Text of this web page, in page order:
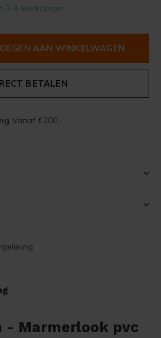
3-4 werkdagen
AAN WINKELWAGEN
BETALEN
Vanaf €200,-
- Marmerlook pvc